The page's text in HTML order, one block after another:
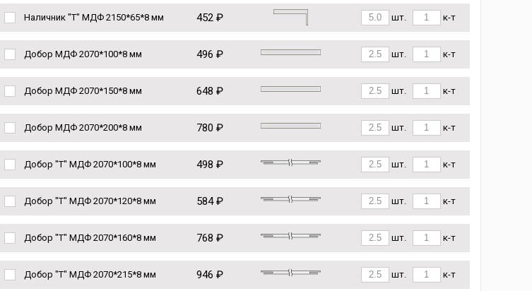
Наличник "Т" МДФ 2150*65*8 мм 452 ₽ шт. к-т
Добор МДФ 2070*100*8 мм 496 ₽ шт. к-т
Добор МДФ 2070*150*8 мм 648 ₽ шт. к-т
Добор МДФ 2070*200*8 мм 780 ₽ шт. к-т
Добор "Т" МДФ 2070*100*8 мм 498 ₽ шт. к-т
Добор "Т" МДФ 2070*120*8 мм 584 ₽ шт. к-т
Добор "Т" МДФ 2070*160*8 мм 768 ₽ шт. к-т
Добор "Т" МДФ 2070*215*8 мм 946 ₽ шт. к-т